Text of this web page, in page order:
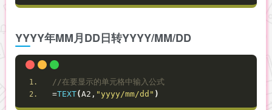
YYYY年MM月DD日转YYYY/MM/DD
//在要显示的单元格中输入公式
=TEXT(A2, "yyyy/mm/dd" )